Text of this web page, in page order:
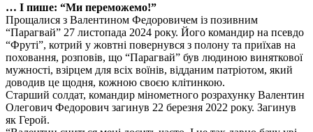
… І пише: “Ми переможемо!”
Прощалися з Валентином Федоровичем із позивним
“Парагвай” 27 листопада 2024 року. Його командир на псевдо
“Фруті”, котрий у жовтні повернувся з полону та приїхав на
поховання, розповів, що “Парагвай” був людиною виняткової
мужності, взірцем для всіх воїнів, відданим патріотом, який
доводив це щодня, кожною своєю клітинкою.
Старший солдат, командир мінометного розрахунку Валентин
Олегович Федорович загинув 22 березня 2022 року. Загинув
як Герой.